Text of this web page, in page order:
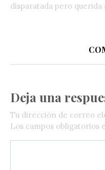
disparatada pero querida
Deja una
Tu dirección de correo
Los campos obligatorios